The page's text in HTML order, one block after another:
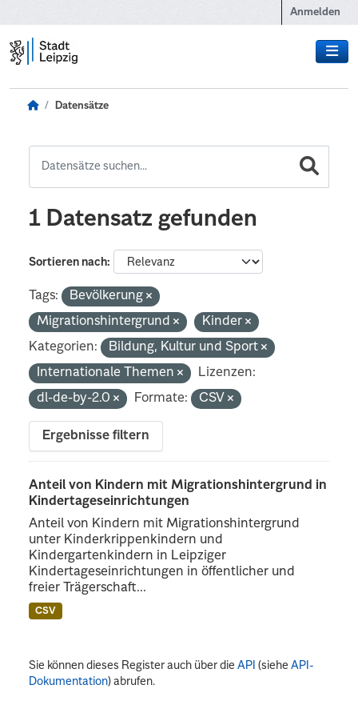
Anmelden
Datensätze
1 Datensatz gefunden
Sortieren nach
Tags:
Bevölkerung
Migrationshintergrund
Kinder
Kategorien:
Bildung, Kultur und Sport
Internationale Themen
Lizenzen:
dl-de-by-2.0
Formate: CSV
Ergebnisse filtern
Anteil von Kindern mit Migrationshintergrund in
Kindertageseinrichtungen
Anteil von Kindern mit Migrationshintergrund
unter Kinderkrippenkindern und
Kindergartenkindern in Leipziger
Kindertageseinrichtungen in öffentlicher und
freier Trägerschaft...
CSV
Sie können dieses Register auch über dieAPI (sieheAPI-
Dokumentation) abrufen.